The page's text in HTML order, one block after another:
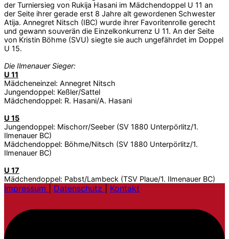
der Turniersieg von Rukija Hasani im Mädchendoppel U 11 an
der Seite ihrer gerade erst 8 Jahre alt gewordenen Schwester
Atija. Annegret Nitsch (IBC) wurde ihrer Favoritenrolle gerecht
und gewann souverän die Einzelkonkurrenz U 11. An der Seite
von Kristin Böhme (SVU) siegte sie auch ungefährdet im Doppel
U 15.
Die Ilmenauer Sieger:
U 11
Mädcheneinzel: Annegret Nitsch
Jungendoppel: Keßler/Sattel
Mädchendoppel: R. Hasani/A. Hasani
U 15
Jungendoppel: Mischorr/Seeber (SV 1880 Unterpörlitz/1.
Ilmenauer BC)
Mädchendoppel: Böhme/Nitsch (SV 1880 Unterpörlitz/1.
Ilmenauer BC)
U 17
Mädchendoppel: Pabst/Lambeck (TSV Plaue/1. Ilmenauer BC)
Impressum Datenschutz Kontakt